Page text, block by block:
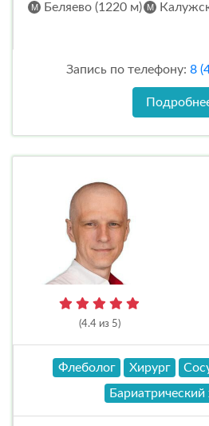
Беляево (1220 м)
Запись по телефону: 8
(4.4 из 5)
Флеболог Хирург
Бариатрический